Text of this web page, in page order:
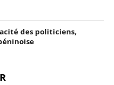
des politiciens,